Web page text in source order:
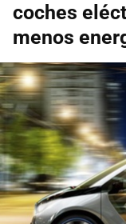
coches
menos